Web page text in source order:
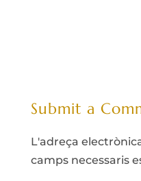
Submit a
L'adreça
camps necessaris